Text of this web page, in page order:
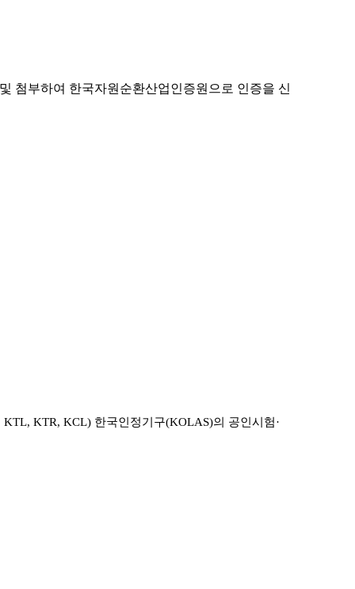
첨부하여 한국자원순환산업인증원으로 인증을 신
KTR, KCL) 한국인정기구(KOLAS)의 공인시험·